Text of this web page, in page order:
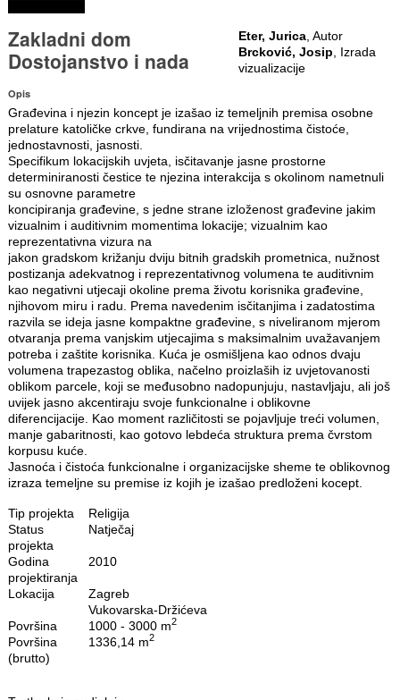
Zakladni dom
Dostojanstvo i nada
Eter, Jurica , Autor
Brcković, Josip , Izrada
vizualizacije
Opis
Građevina i njezin koncept je izašao iz temeljnih premisa osobne
prelature katoličke crkve, fundirana na vrijednostima čistoće,
jednostavnosti, jasnosti.
Specifikum lokacijskih uvjeta, isčitavanje jasne prostorne
determiniranosti čestice te njezina interakcija s okolinom nametnuli
su osnovne parametre
koncipiranja građevine, s jedne strane izloženost građevine jakim
vizualnim i auditivnim momentima lokacije; vizualnim kao
reprezentativna vizura na
jakon gradskom križanju dviju bitnih gradskih prometnica, nužnost
postizanja adekvatnog i reprezentativnog volumena te auditivnim
kao negativni utjecaji okoline prema životu korisnika građevine,
njihovom miru i radu. Prema navedenim isčitanjima i zadatostima
razvila se ideja jasne kompaktne građevine, s niveliranom mjerom
otvaranja prema vanjskim utjecajima s maksimalnim uvažavanjem
potreba i zaštite korisnika. Kuća je osmišljena kao odnos dvaju
volumena trapezastog oblika, načelno proizlaših iz uvjetovanosti
oblikom parcele, koji se međusobno nadopunjuju, nastavljaju, ali još
uvijek jasno akcentiraju svoje funkcionalne i oblikovne
diferencijacije. Kao moment različitosti se pojavljuje treći volumen,
manje gabaritnosti, kao gotovo lebdeća struktura prema čvrstom
korpusu kuće.
Jasnoća i čistoća funkcionalne i organizacijske sheme te oblikovnog
izraza temeljne su premise iz kojih je izašao predloženi kocept.
Tip projekta
Religija
Status
projekta
Natječaj
Godina
projektiranja
2010
Lokacija
Zagreb
Vukovarska-Držićeva
Površina
1000 - 3000 m2
Površina
(brutto)
1336,14 m2